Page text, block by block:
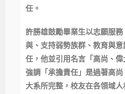
任。
許勝雄鼓勵畢業生以志願服
與、支持弱勢族群、教育與
任，他並引用名言「高尚、偉
強調「承擔責任」是過著高
大系所完整，校友在各領域